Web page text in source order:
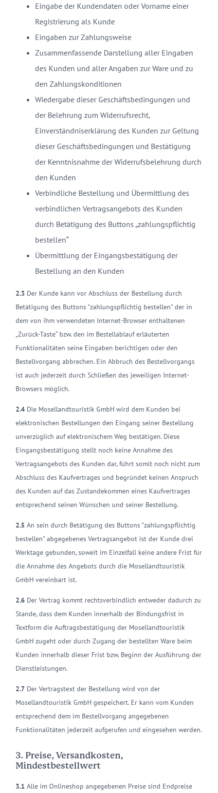
Eingabe der Kundendaten oder Vorname einer
Registrierung als Kunde
Eingaben zur Zahlungsweise
Zusammenfassende Darstellung aller Eingaben
des Kunden und aller Angaben zur Ware und zu
den Zahlungskonditionen
Wiedergabe dieser Geschäftsbedingungen und
der Belehrung zum Widerrufsrecht,
Einverständniserklärung des Kunden zur Geltung
dieser Geschäftsbedingungen und Bestätigung
der Kenntnisnahme der Widerrufsbelehrung durch
den Kunden
Verbindliche Bestellung und Übermittlung des
verbindlichen Vertragsangebots des Kunden
durch Betätigung des Buttons „zahlungspflichtig
bestellen“
Übermittlung der Eingangsbestätigung der
Bestellung an den Kunden
2.3 Der Kunde kann vor Abschluss der Bestellung durch
Betätigung des Buttons "zahlungspflichtig bestellen" der in
dem von ihm verwendeten Internet-Browser enthaltenen
„Zurück-Taste“ bzw. den im Bestellablauf erläuterten
Funktionalitäten seine Eingaben berichtigen oder den
Bestellvorgang abbrechen. Ein Abbruch des Bestellvorgangs
ist auch jederzeit durch Schließen des jeweiligen Internet-
Browsers möglich.
2.4 Die Mosellandtouristik GmbH wird dem Kunden bei
elektronischen Bestellungen den Eingang seiner Bestellung
unverzüglich auf elektronischem Weg bestätigen. Diese
Eingangsbestätigung stellt noch keine Annahme des
Vertragsangebots des Kunden dar, führt somit noch nicht zum
Abschluss des Kaufvertrages und begründet keinen Anspruch
des Kunden auf das Zustandekommen eines Kaufvertrages
entsprechend seinen Wünschen und seiner Bestellung.
2.5 An sein durch Betätigung des Buttons "zahlungspflichtig
bestellen" abgegebenes Vertragsangebot ist der Kunde drei
Werktage gebunden, soweit im Einzelfall keine andere Frist für
die Annahme des Angebots durch die Mosellandtouristik
GmbH vereinbart ist.
2.6 Der Vertrag kommt rechtsverbindlich entweder dadurch zu
Stande, dass dem Kunden innerhalb der Bindungsfrist in
Textform die Auftragsbestätigung der Mosellandtouristik
GmbH zugeht oder durch Zugang der bestellten Ware beim
Kunden innerhalb dieser Frist bzw. Beginn der Ausführung der
Dienstleistungen.
2.7 Der Vertragstext der Bestellung wird von der
Mosellandtouristik GmbH gespeichert. Er kann vom Kunden
entsprechend dem im Bestellvorgang angegebenen
Funktionalitäten jederzeit aufgerufen und eingesehen werden.
3. Preise, Versandkosten,
Mindestbestellwert
3.1 Alle im Onlineshop angegebenen Preise sind Endpreise